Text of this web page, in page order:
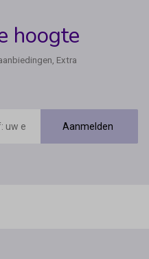
hoogte
Extra
Aanmelden